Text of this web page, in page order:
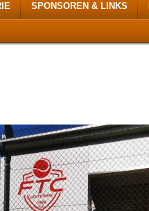
SPONSOREN & LINKS